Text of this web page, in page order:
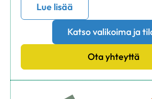
Lue lisää
Katso valikoima ja
Ota yhteyttä